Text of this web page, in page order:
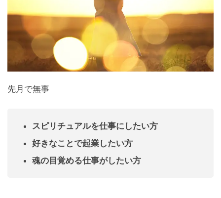
先月で無事
スピリチュアルを仕事にしたい方
好きなことで起業したい方
魂の目覚める仕事がしたい方